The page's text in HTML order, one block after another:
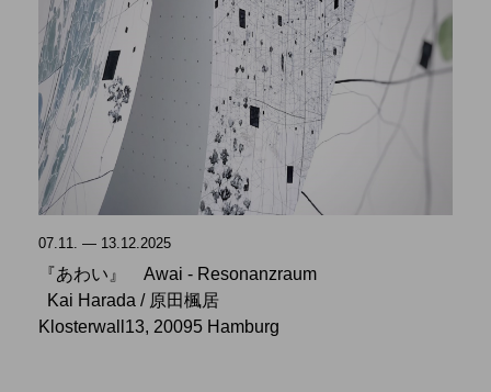
07.11. — 13.12.2025
『あわい』 Awai - Resonanzraum
Kai Harada / 原田楓居
Klosterwall13, 20095 Hamburg